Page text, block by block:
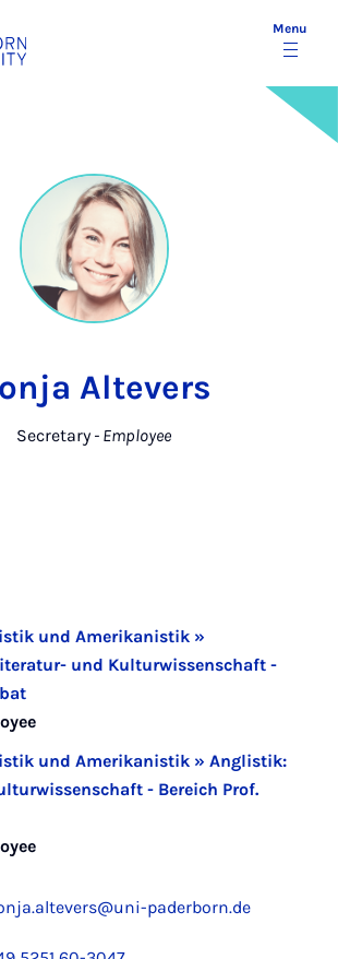
Menu
Altevers
Secretary - Employee
und Amerikanistik »
und Kulturwissenschaft -
und Amerikanistik » Anglistik:
- Bereich Prof.
paderborn.de